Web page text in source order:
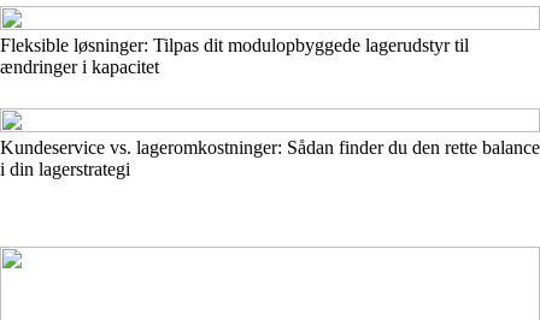
Fleksible løsninger: Tilpas dit modulopbyggede lagerudstyr til
ændringer i kapacitet
Kundeservice vs. lageromkostninger: Sådan finder du den rette balance
i din lagerstrategi